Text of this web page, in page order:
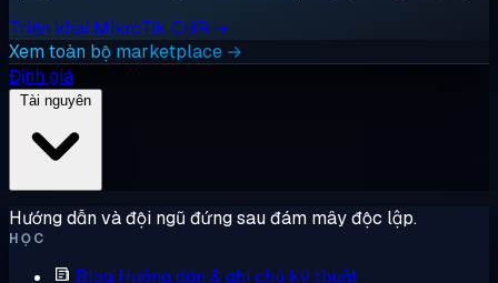
Triển khai MikroTik CHR →
Xem toàn bộ marketplace →
Định giá
Hướng dẫn và đội ngũ đứng sau đám mây độc lập.
HỌC
Blog Hướng dẫn & ghi chú kỹ thuật